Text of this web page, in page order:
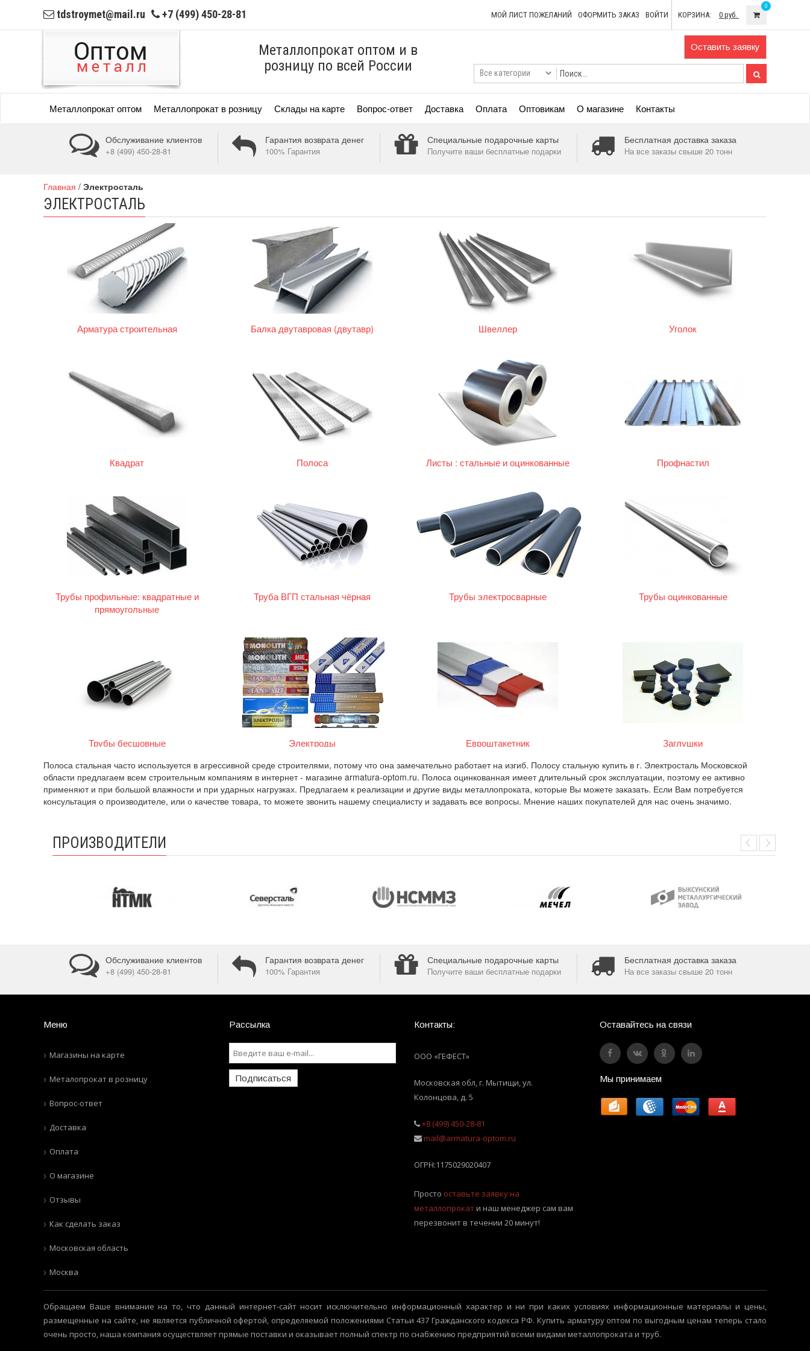
tdstroymet@mail.ru +7 (499) 450-28-81 МОЙ ЛИСТ ПОЖЕЛАНИЙ ОФОРМИТЬ ЗАКАЗ ВОЙТИ КОРЗИНА: 0 руб.
0
Металлопрокат оптом и в
розницу по всей России
Оставить заявку
Металлопрокат оптом Металлопрокат в розницу Склады на карте Вопрос-ответ Доставка Оплата Оптовикам О магазине Контакты
Обслуживание клиентов
+8 (499) 450-28-81
Гарантия возврата денег
100% Гарантия
Специальные подарочные карты
Получите ваши бесплатные подарки
Бесплатная доставка заказа
На все заказы свыше 20 тонн
Главная / Электросталь
ЭЛЕКТРОСТАЛЬ
Арматура строительная Балка двутавровая (двутавр) Швеллер Уголок
Квадрат Полоса Листы : стальные и оцинкованные Профнастил
Трубы профильные: квадратные и
прямоугольные
Труба ВГП стальная чёрная Трубы электросварные Трубы оцинкованные
Трубы бесшовные Электроды Евроштакетник Заглушки
Полоса стальная часто используется в агрессивной среде строителями, потому что она замечательно работает на изгиб. Полосу стальную купить в г. Электросталь Московской
области предлагаем всем строительным компаниям в интернет - магазине armatura-optom.ru. Полоса оцинкованная имеет длительный срок эксплуатации, поэтому ее активно
применяют и при большой влажности и при ударных нагрузках. Предлагаем к реализации и другие виды металлопроката, которые Вы можете заказать. Если Вам потребуется
консультация о производителе, или о качестве товара, то можете звонить нашему специалисту и задавать все вопросы. Мнение наших покупателей для нас очень значимо.
ПРОИЗВОДИТЕЛИ
Обслуживание клиентов
+8 (499) 450-28-81
Гарантия возврата денег
100% Гарантия
Специальные подарочные карты
Получите ваши бесплатные подарки
Бесплатная доставка заказа
На все заказы свыше 20 тонн
Меню
Магазины на карте
Металопрокат в розницу
Вопрос-ответ
Доставка
Оплата
О магазине
Отзывы
Как сделать заказ
Московская область
Москва
Рассылка
Подписаться
Контакты:
ООО «ГЕФЕСТ»
Московская обл, г. Мытищи,ул.
Колонцова, д. 5
+8 (499) 450-28-81
mail@armatura-optom.ru
ОГРН:1175029020407
Просто оставьте заявку на
металлопрокати наш менеджер сам вам
перезвонит в течении 20 минут!
Оставайтесь на связи
Мы принимаем
Обращаем Ваше внимание на то, что данный интернет-сайт носит исключительно информационный характер и ни при каких условиях информационные материалы и цены,
размещенные на сайте, не является публичной офертой, определяемой положениями Статьи 437 Гражданского кодекса РФ. Купить арматуру оптом по выгодным ценам теперь стало
очень просто, наша компания осуществляет прямые поставки и оказывает полный спектр по снабжению предприятий всеми видами металлопроката и труб.